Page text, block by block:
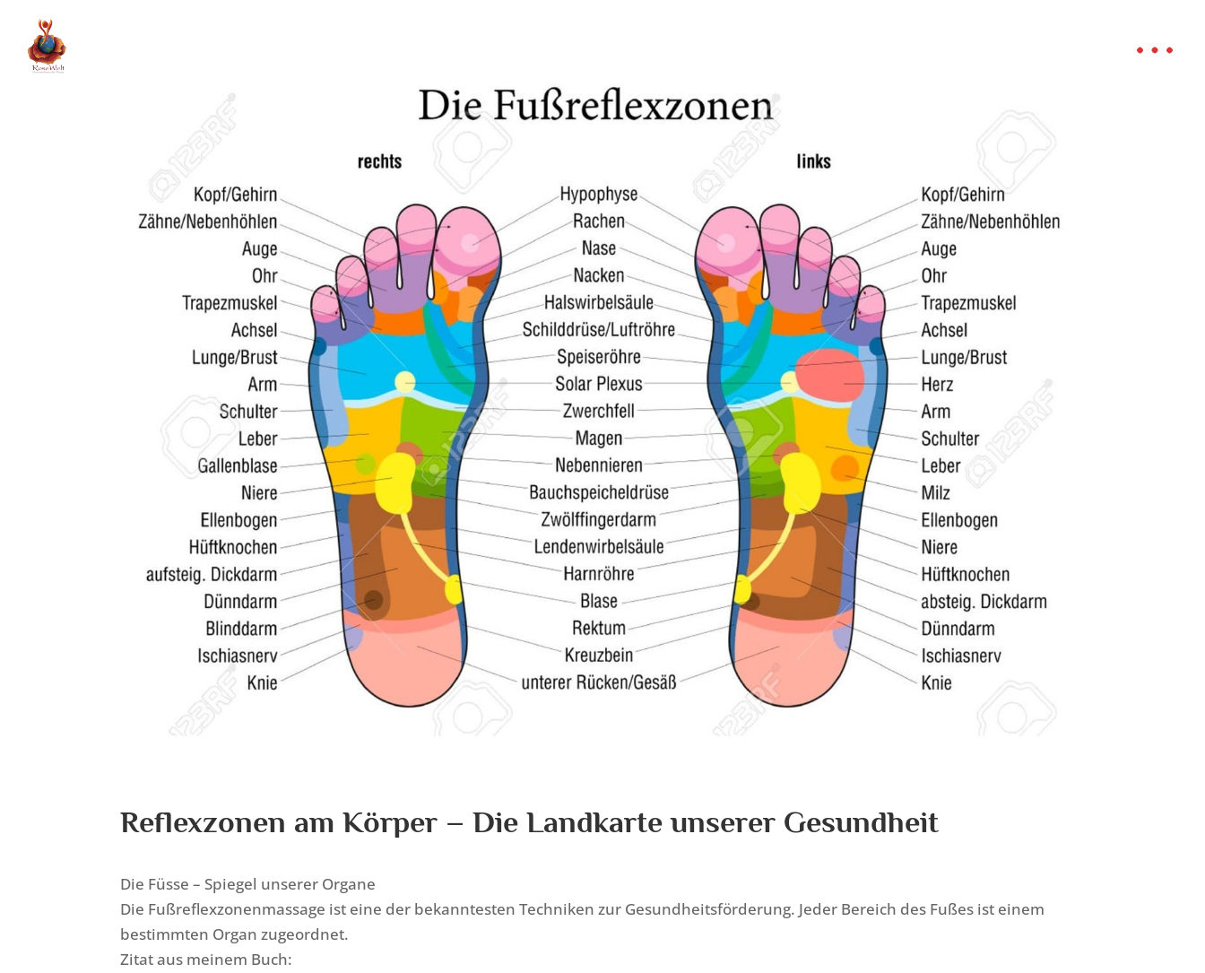
Reflexzonen am Körper – Die Landkarte unserer Gesundheit
Die Füsse – Spiegel unserer Organe
Die Fußreflexzonenmassage ist eine der bekanntesten Techniken zur Gesundheitsförderung. Jeder Bereich des Fußes ist einem
bestimmten Organ zugeordnet.
Zitat aus meinem Buch: